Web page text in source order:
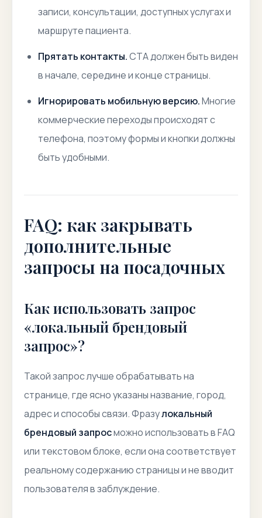
записи, консультации, доступных услугах и
маршруте пациента.
Прятать контакты.CTA должен быть виден
в начале, середине и конце страницы.
Игнорировать мобильную версию.Многие
коммерческие переходы происходят с
телефона, поэтому формы и кнопки должны
быть удобными.
FAQ: как закрывать
дополнительные
запросы на посадочных
Как использовать запрос
«локальный брендовый
запрос»?
Такой запрос лучше обрабатывать на
странице, где ясно указаны название, город,
адрес и способы связи. Фразулокальный
брендовый запросможно использовать в FAQ
или текстовом блоке, если она соответствует
реальному содержанию страницы и не вводит
пользователя в заблуждение.